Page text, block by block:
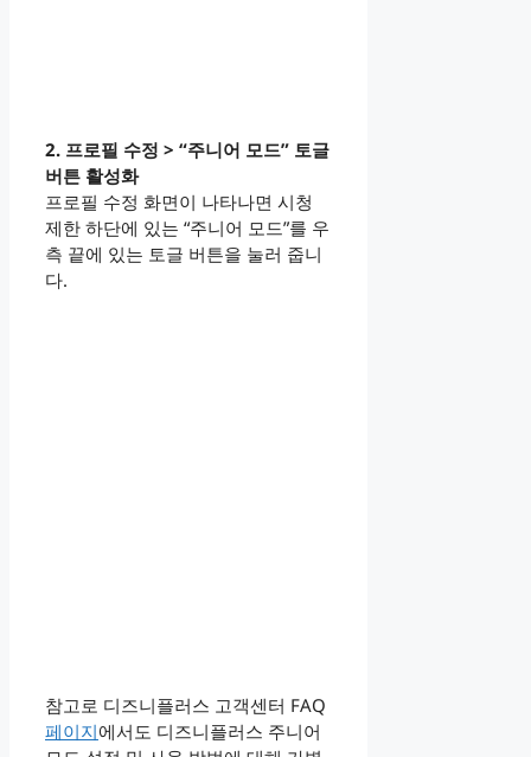
2. 프로필 수정 > “주니어 모드” 토글
버튼 활성화
프로필 수정 화면이 나타나면 시청
제한 하단에 있는 “주니어 모드”를 우
측 끝에 있는 토글 버튼을 눌러 줍니
다.
참고로 디즈니플러스 고객센터 FAQ
페이지에서도 디즈니플러스 주니어